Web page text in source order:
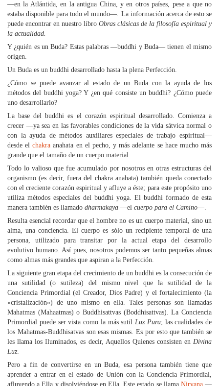
—en la Atlántida, en la antigua China, y en otros países, pese a que no
estaba disponible para todo el mundo—. La información acerca de esto se
puede encontrar en nuestro libro Obras clásicas de la filosofía espiritual y
la actualidad.
Y ¿quién es un Buda? Estas palabras —buddhi y Buda— tienen el mismo
origen.
Un Buda es un buddhi desarrollado hasta la plena Perfección.
¿Cómo se puede avanzar al estado de un Buda con la ayuda de los
métodos del buddhi yoga? Y ¿en qué consiste un buddhi? ¿Cómo puede
uno desarrollarlo?
La base del buddhi es el corazón espiritual desarrollado. Comienza a
crecer —ya sea en las favorables condiciones de la vida sátvica normal o
con la ayuda de métodos auxiliares especiales de trabajo espiritual—
desde elchakra anahata en el pecho, y más adelante se hace mucho más
grande que el tamaño de un cuerpo material.
Todo lo valioso que fue acumulado por nosotros en otras estructuras del
organismo (es decir, fuera del chakra anahata) también queda conectado
con el creciente corazón espiritual y afluye a éste; para este propósito uno
utiliza métodos especiales del buddhi yoga. El buddhi formado de esta
manera también es llamado dharmakaya —el cuerpo para el Camino—.
Resulta esencial recordar que el hombre no es un cuerpo material, sino un
alma, una conciencia. El cuerpo es sólo un recipiente temporal de una
persona, utilizado para transitar por la actual etapa del desarrollo
evolutivo humano. Así pues, nosotros podemos ser tanto pequeñas almas
como almas más grandes que aspiran a la Perfección.
La siguiente gran etapa del crecimiento de un buddhi es la consecución de
una sutilidad (o sutileza) del mismo nivel que la sutilidad de la
Conciencia Primordial (el Creador, Dios Padre) y el fortalecimiento (la
«cristalización») de uno mismo en ella. Tales personas son llamadas
Mahatmas (Mahaatmas) o Buddhisattvas (Boddhisattvas). La Conciencia
Primordial puede ser vista como la más sutil Luz Pura; las cualidades de
los Mahatmas-Buddhisatvas son esas mismas. Es por esto que también se
les llama los Iluminados, es decir, Aquellos Quienes consisten en Divina
Luz.
Pero a fin de convertirse en un Buda, esa persona también tiene que
aprender a entrar en el estado de Unión con la Conciencia Primordial,
afluyendo a Ella y disolviéndose en Ella. Este estado se llama Nirvana—